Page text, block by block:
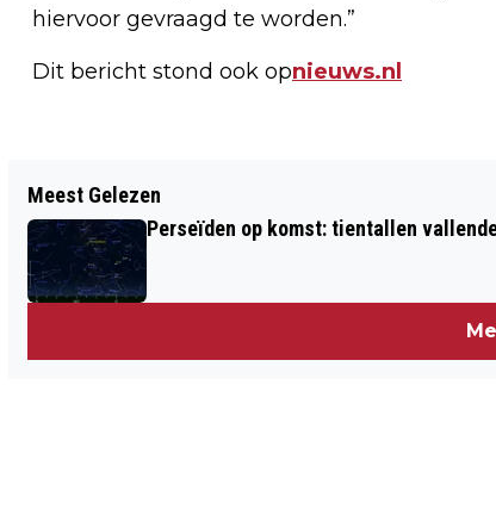
hiervoor gevraagd te worden.”
Dit bericht stond ook opnieuws.nl
Meest Gelezen
Perseïden op komst: tientallen